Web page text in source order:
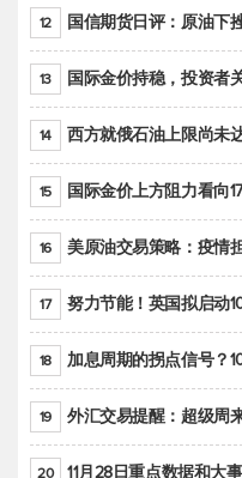
12 国信期货日评：原油下
13 国际金价持稳，投资者
14 西方就俄石油上限尚未
15 国际金价上方阻力看向
16 美原油交易策略：疫情
17 努力节能！英国拟启动
18 加息周期的拐点信号？10年
19 外汇交易提醒：超级周
20 11月28日重点数据和大